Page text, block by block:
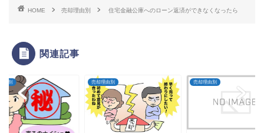
HOME 売却理由別 住宅金融公庫へのローン返済ができなくなったら
関連記事
由別 売却理由別 売却理由別